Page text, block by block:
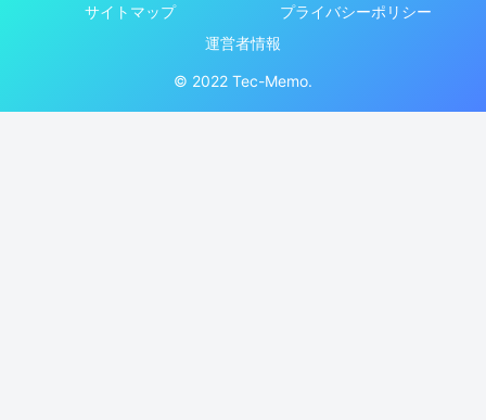
サイトマップ
プライバシーポリシー
運営者情報
© 2022 Tec-Memo.